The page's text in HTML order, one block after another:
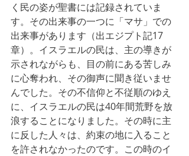
く民の姿が聖書には記録されていま
す。その出来事の一つに「マサ」での
出来事があります（出エジプト記17
章）。イスラエルの民は、主の導きが
示されながらも、目の前にある苦しみ
に心奪われ、その御声に聞き従いませ
んでした。その不信仰と不従順のゆえ
に、イスラエルの民は40年間荒野を放
浪することになりました。その時に主
に反した人々は、約束の地に入ること
を許されなかったのです。この時のイ